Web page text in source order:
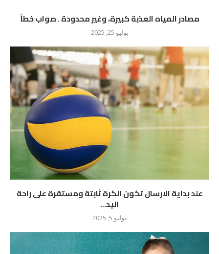
مصادر المياه العذبة كبيرة، وغير محدودة . صواب خطأ
يوليو 25, 2025
عند بداية الارسال تكون الكرة ثابتة ومستقرة على راحة
اليد...
يوليو 5, 2025